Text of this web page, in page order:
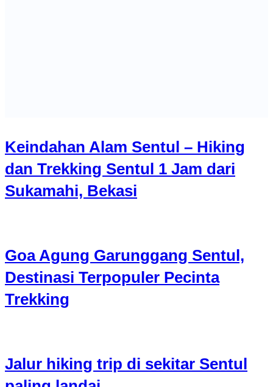
Keindahan Alam Sentul – Hiking
dan Trekking Sentul 1 Jam dari
Sukamahi, Bekasi
Goa Agung Garunggang Sentul,
Destinasi Terpopuler Pecinta
Trekking
Jalur hiking trip di sekitar Sentul